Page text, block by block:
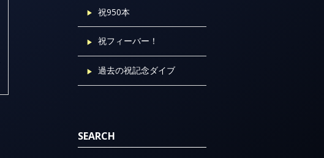
祝950本
祝フィーバー！
過去の祝記念ダイブ
SEARCH